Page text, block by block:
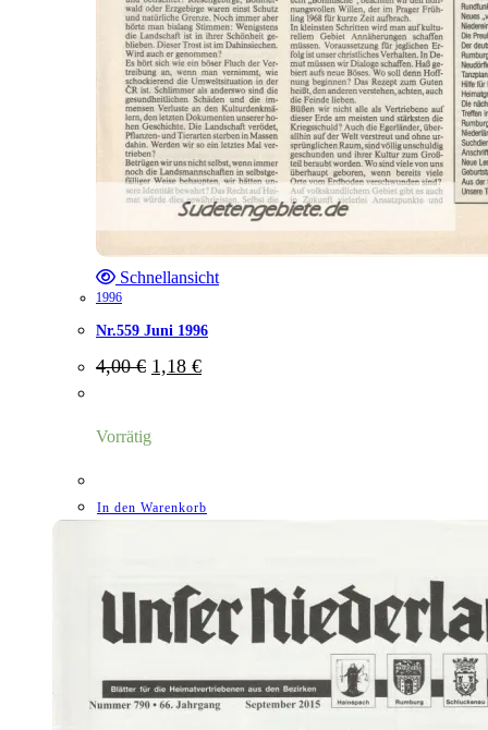
Schnellansicht
1996
Nr.559 Juni 1996
4,00€ Ursprünglicher
Preis
1,18 €Aktueller
Vorrätig
In den Warenkorb